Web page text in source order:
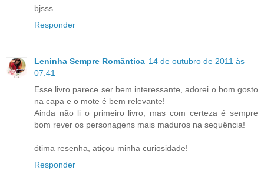
bjsss
Responder
Leninha Sempre Romântica 14 de outubro de 2011 às
07:41
Esse livro parece ser bem interessante, adorei o bom gosto
na capa e o mote é bem relevante!
Ainda não li o primeiro livro, mas com certeza é sempre
bom rever os personagens mais maduros na sequência!
ótima resenha, atiçou minha curiosidade!
Responder